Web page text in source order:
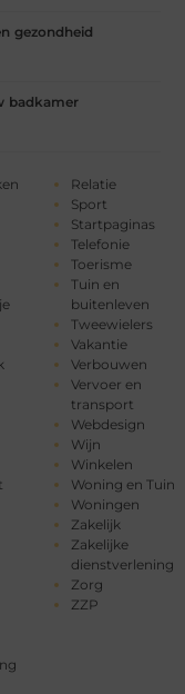
Relatie
Sport
Startpaginas
Telefonie
Toerisme
Tuin en
buitenleven
Tweewielers
Vakantie
Verbouwen
Vervoer en
transport
Webdesign
Wijn
Winkelen
Woning en Tuin
Woningen
Zakelijk
Zakelijke
dienstverlening
Zorg
ZZP
gezondheid
badkamer